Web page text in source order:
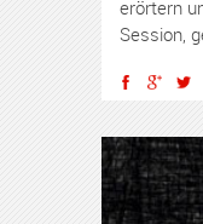
erörtern
Session,